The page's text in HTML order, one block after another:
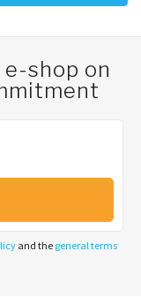
shop on
and the general terms